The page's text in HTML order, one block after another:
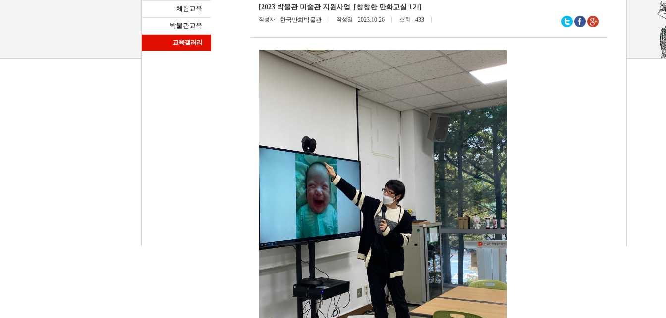
체험교육
박물관교육
교육갤러리
[2023 박물관 미술관 지원사업_[창창한 만화교실 1기]
작성자 한국만화박물관 작성일 2023.10.26 조회 433